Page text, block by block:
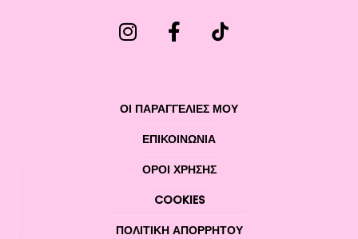
ΟΙ ΠΑΡΑΓΓΕΛΙΕΣ ΜΟΥ
ΕΠΙΚΟΙΝΩΝΊΑ
ΌΡΟΙ ΧΡΉΣΗΣ
COOKIES
ΠΟΛΙΤΙΚΉ ΑΠΟΡΡΉΤΟΥ